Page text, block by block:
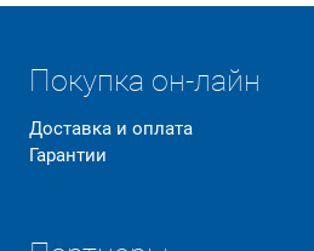
Покупка он-лайн
Доставка и оплата
Гарантии